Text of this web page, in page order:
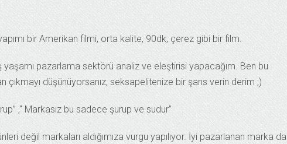
bir Amerikan filmi, orta kalite, 90dk, çerez gibi bir film.
yaşamı pazarlama sektörü analiz ve eleştirisi yapacağım. Ben bu
çıkmayı düşünüyorsanız, seksapelitenize bir şans verin derim ;)
,“ Markasız bu sadece şurup ve sudur”
değil markaları aldığımıza vurgu yapılıyor. İyi pazarlanan marka da